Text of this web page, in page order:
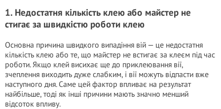
1. Недостатня кількість клею або майстер не
стигає за швидкістю роботи клею
Основна причина швидкого випадіння вій — це недостатня
кількість клею або те, що майстер не встигає за клеєм під час
роботи. Якщо клей висихає ще до приклеювання вії,
зчеплення виходить дуже слабким, і вії можуть відпасти вже
наступного дня. Саме цей фактор впливає на результат
найбільше, тоді як інші причини мають значно менший
відсоток впливу.